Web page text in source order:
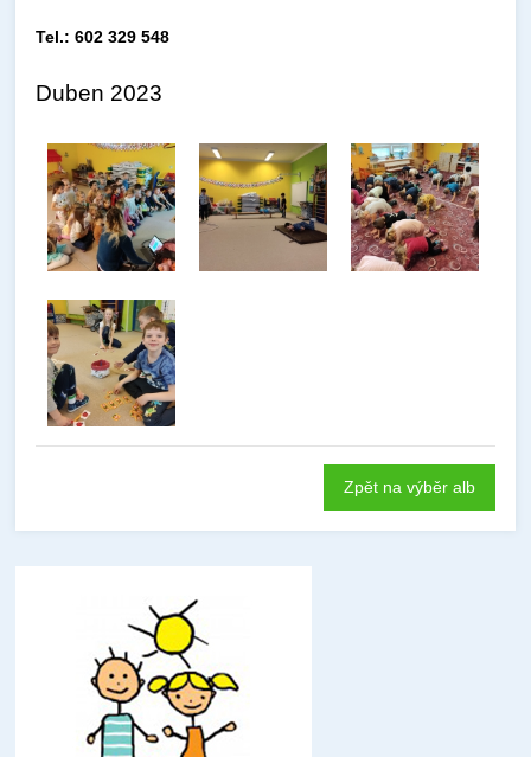
Tel.: 602 329 548
Duben 2023
Zpět na výběr alb